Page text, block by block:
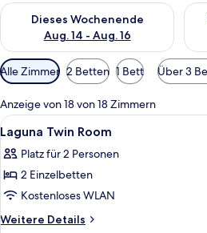
Dieses Wochenende
Aug. 14 - Aug. 16
Überprüfe die Verfügbarkeit für
Verfügbare
Filter
für
Zimmer
Alle Zimmer 2 Betten 1 Bett Über 3
Anzeige von 18 von 18 Zimmern
Alle
Fotos
für
Laguna
Twin
Room
Ein
8
Laguna Twin Room
Platz für 2 Personen
2 Einzelbetten
Kostenloses WLAN
Weitere Details
Weitere